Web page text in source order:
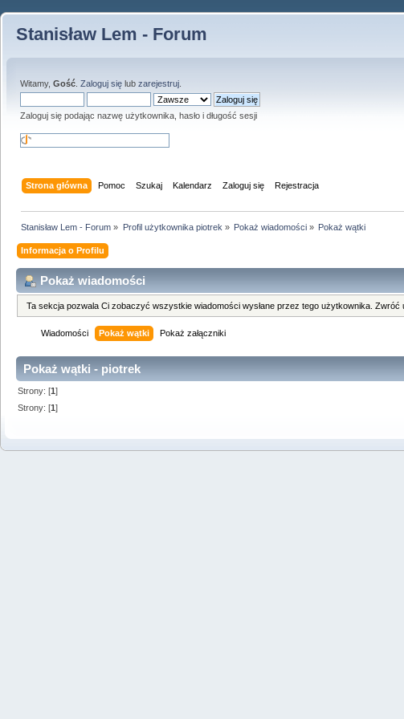
Stanisław Lem - Forum
Witamy, Gość Zaloguj się lub zarejestruj
Zaloguj się podając nazwę użytkownika, hasło i długość sesji
Strona główna Pomoc Szukaj Kalendarz Zaloguj się Rejestracja
Stanisław Lem - Forum » Profil użytkownika piotrek » Pokaż wiadomości» Pokaż wątki
Informacja o Profilu
Pokaż wiadomości
Ta sekcja pozwala Ci zobaczyć wszystkie wiadomości wysłane przez tego użytkownika.
Wiadomości Pokaż wątki Pokaż załączniki
Pokaż wątki - piotrek
Strony: [1]
Strony: [1]